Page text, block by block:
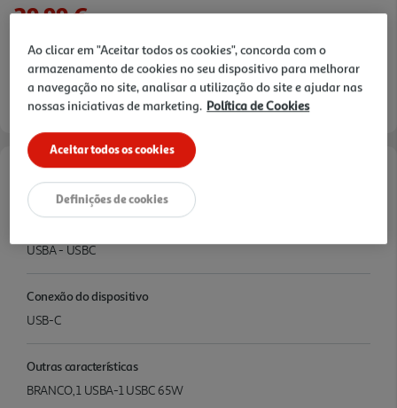
página.
29,99 €
Entrega estimada entre12/08/2026 e 13/08/2026
Características
USBA - USBC
Conexão do dispositivo
USB-C
Outras características
BRANCO, 1 USBA-1 USBC 65W
Ao clicar em "Aceitar todos os cookies", concorda com o
armazenamento de cookies no seu dispositivo para melhorar
a navegação no site, analisar a utilização do site e ajudar nas
nossas iniciativas de marketing. Política de Cookies
Aceitar todos os cookies
Definições de cookies